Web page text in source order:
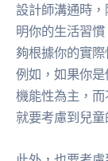
設計師溝通時
明你的生活習
夠根據你的實
例如，如果你
機能性為主，
就要考慮到兒